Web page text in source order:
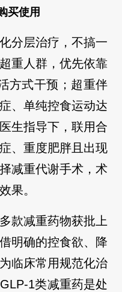
买使用
分层治疗，不搞一
重人群，优先依靠
方式干预；超重伴
、单纯控食运动达
生指导下，联用合
、重度肥胖且出现
减重代谢手术，术
果。
款减重药物获批上
明确的控食欲、降
临床常用规范化治
1类减重药是处